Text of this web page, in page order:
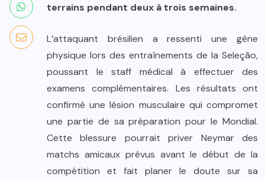
terrains pendant deux à trois semaines.
L’attaquant brésilien a ressenti une gêne
physique lors des entraînements de la Seleção,
poussant le staff médical à effectuer des
examens complémentaires. Les résultats ont
confirmé une lésion musculaire qui compromet
une partie de sa préparation pour le Mondial.
Cette blessure pourrait priver Neymar des
matchs amicaux prévus avant le début de la
compétition et fait planer le doute sur sa